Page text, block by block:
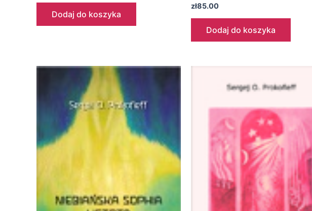
Dodaj do koszyka
zł85.00
Dodaj do koszyka